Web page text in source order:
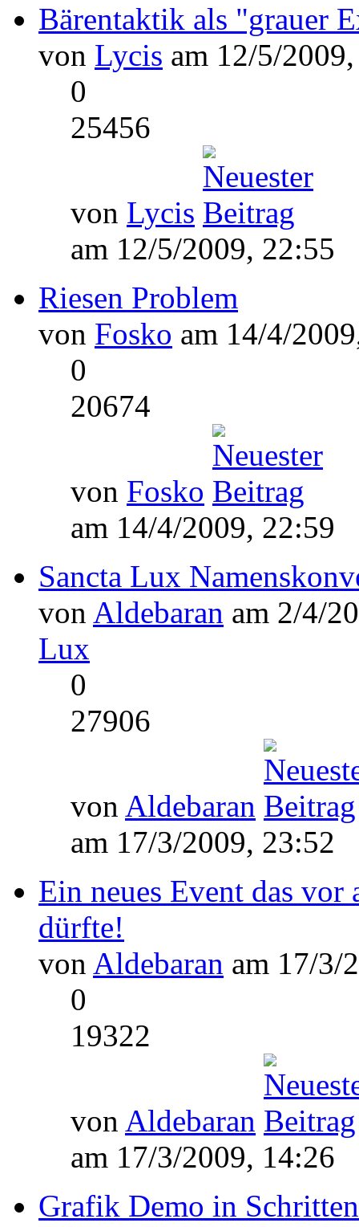
Bärentaktik als "grauer
von Lycis am 12/5/
0
25456
von Lycis
am 12/5/2009, 22:55
Riesen Problem
von Fosko am 14/4/
0
20674
von Fosko
am 14/4/2009, 22:59
Sancta Lux
von Aldebaran am 2/4/
Lux
0
27906
von Aldebaran
am 17/3/2009, 23:52
Ein neues Event das
dürfte!
von Aldebaran am 17/3/
0
19322
von Aldebaran
am 17/3/2009, 14:26
Grafik Demo in Schritten